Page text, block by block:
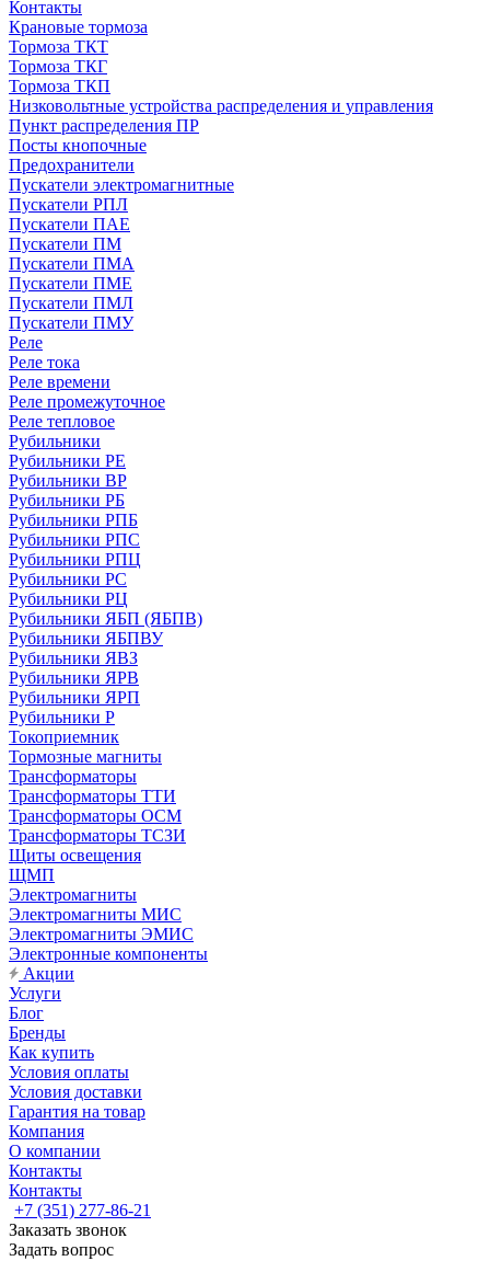
Контакты
Крановые тормоза
Тормоза ТКТ
Тормоза ТКГ
Тормоза ТКП
Низковольтные устройства распределения и управления
Пункт распределения ПР
Посты кнопочные
Предохранители
Пускатели электромагнитные
Пускатели РПЛ
Пускатели ПАЕ
Пускатели ПМ
Пускатели ПМА
Пускатели ПМЕ
Пускатели ПМЛ
Пускатели ПМУ
Реле
Реле тока
Реле времени
Реле промежуточное
Реле тепловое
Рубильники
Рубильники РЕ
Рубильники ВР
Рубильники РБ
Рубильники РПБ
Рубильники РПС
Рубильники РПЦ
Рубильники РС
Рубильники РЦ
Рубильники ЯБП (ЯБПВ)
Рубильники ЯБПВУ
Рубильники ЯВЗ
Рубильники ЯРВ
Рубильники ЯРП
Рубильники Р
Токоприемник
Тормозные магниты
Трансформаторы
Трансформаторы ТТИ
Трансформаторы ОСМ
Трансформаторы ТСЗИ
Щиты освещения
ЩМП
Электромагниты
Электромагниты МИС
Электромагниты ЭМИС
Электронные компоненты
Акции
Услуги
Блог
Бренды
Как купить
Условия оплаты
Условия доставки
Гарантия на товар
Компания
О компании
Контакты
Контакты
+7 (351) 277-86-21
Заказать звонок
Задать вопрос